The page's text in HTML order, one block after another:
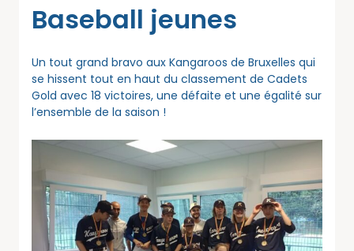
Baseball jeunes
Un tout grand bravo aux Kangaroos de Bruxelles qui
se hissent tout en haut du classement de Cadets
Gold avec 18 victoires, une défaite et une égalité sur
l’ensemble de la saison !